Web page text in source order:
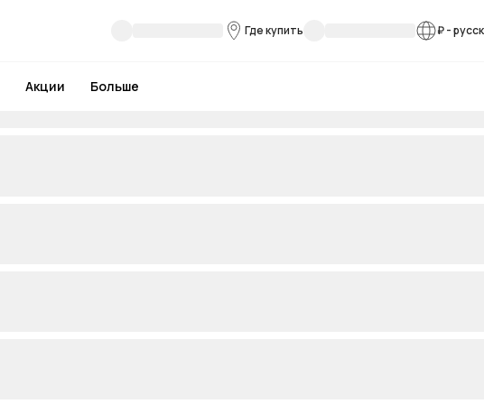
Где купить ₽-
Акции Больше